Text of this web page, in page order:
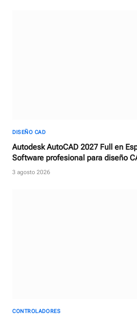
DISEÑO CAD
Autodesk AutoCAD 2027 Full en
Software profesional para diseño
3 agosto 2026
CONTROLADORES